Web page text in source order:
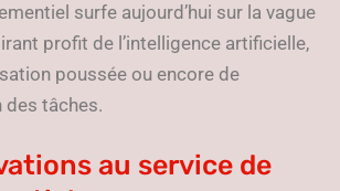
surfe aujourd’hui sur la vague
profit de l’intelligence artificielle,
poussée ou encore de
des tâches.
au service de